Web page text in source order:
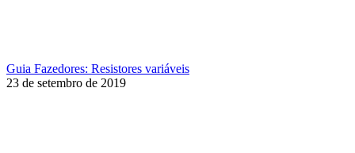
Guia Fazedores: Resistores variáveis
23 de setembro de 2019